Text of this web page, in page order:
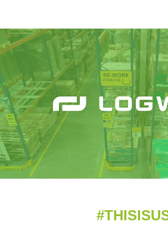
Strona Kariery i oferty